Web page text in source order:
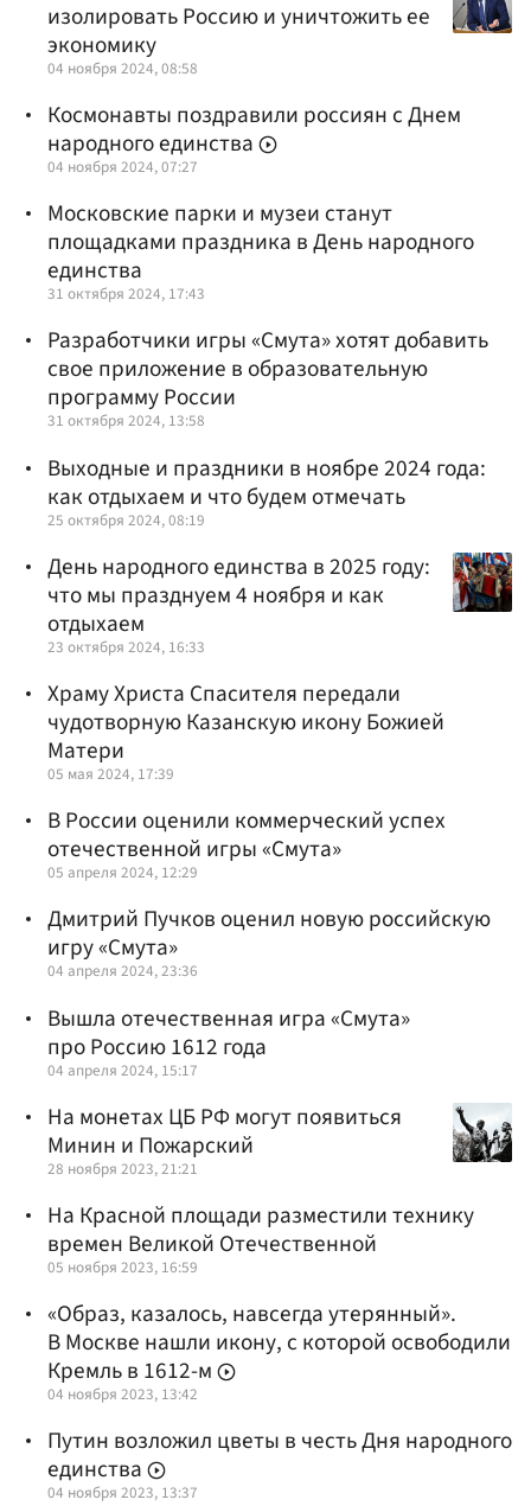
изолировать Россию и уничтожить ее
экономику
04 ноября 2024, 08:58
Космонавты поздравили россиян с Днем
народного единства
04 ноября 2024, 07:27
Московские парки и музеи станут
площадками праздника в День народного
единства
31 октября 2024, 17:43
Разработчики игры «Смута» хотят добавить
свое приложение в образовательную
программу России
31 октября 2024, 13:58
Выходные и праздники в ноябре 2024 года:
как отдыхаем и что будем отмечать
25 октября 2024, 08:19
День народного единства в 2025 году:
что мы празднуем 4 ноября и как
отдыхаем
23 октября 2024, 16:33
Храму Христа Спасителя передали
чудотворную Казанскую икону Божией
Матери
05 мая 2024, 17:39
В России оценили коммерческий успех
отечественной игры «Смута»
05 апреля 2024, 12:29
Дмитрий Пучков оценил новую российскую
игру «Смута»
04 апреля 2024, 23:36
Вышла отечественная игра «Смута»
про Россию 1612 года
04 апреля 2024, 15:17
На монетах ЦБ РФ могут появиться
Минин и Пожарский
28 ноября 2023, 21:21
На Красной площади разместили технику
времен Великой Отечественной
05 ноября 2023, 16:59
«Образ, казалось, навсегда утерянный».
В Москве нашли икону, с которой освободили
Кремль в 1612-м
04 ноября 2023, 13:42
Путин возложил цветы в честь Дня народного
единства
04 ноября 2023, 13:37